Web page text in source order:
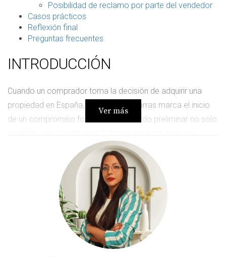
Posibilidad de reclamo por parte del vendedor
Casos prácticos
Reflexión final
Preguntas frecuentes
INTRODUCCIÓN
Cuando un comprador toma la decisión de adquirir una
propiedad en España, la firma de las arras marca el inicio
de un compromiso formal. Este acuerdo preliminar no solo
también sienta las bases legales para las fases posteriores
de la compra. Sin embargo, la posibilidad de que el
comprador se eche atrás puede generar incertidumbre y
preguntas sobre las repercusiones de tal decisión. Es
crucial entender el significado de este vínculo y las
implicaciones legales en caso de un retracto.
¿QUÉ SON LAS ARRAS?
Ver más